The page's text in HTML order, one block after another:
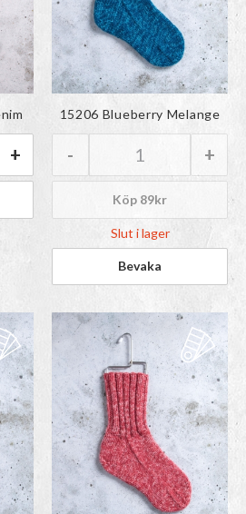
| 15142 Stonewash Denim mängd
+
Färgen har lagts till i
paletten
Järbo Raggi |
- +
15206 Blueberry Melange
Köp 89kr
Slut i lager